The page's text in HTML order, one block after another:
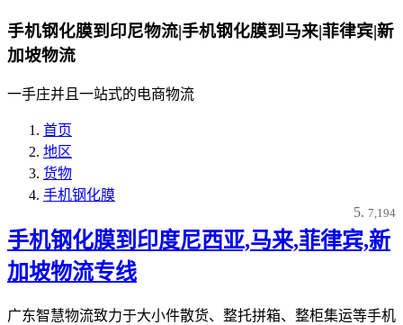
手机钢化膜到印尼物流|手机钢化膜到马来|菲律宾|新
加坡物流
一手庄并且一站式的电商物流
首页
地区
货物
手机钢化膜
7,194
手机钢化膜到印度尼西亚,马来,菲律宾,新
加坡物流专线
广东智慧物流致力于大小件散货、整托拼箱、整柜集运等手机